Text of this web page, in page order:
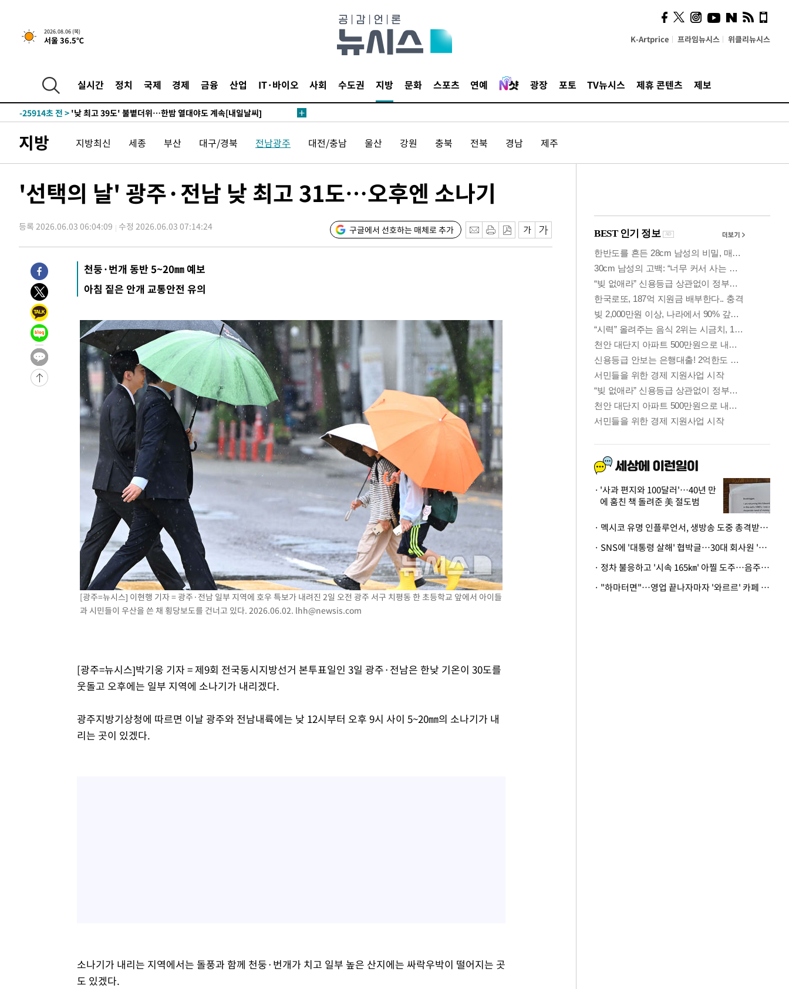
2026.08.06 (목)
서울 36.5℃ K-Artprice 프라임뉴시스 위클리뉴시스
실시간 정치 국제 경제 금융 산업 IT·바이오 사회 수도권 지방 문화 스포츠 연예 광장 포토 TV뉴시스 제휴 콘텐츠 제보
-28934초 전 >[속보]합참 "北 발사체는 단거리탄도미사일…감시·경계태세 강
화"
-28682초 전 >日방위성, 北이 동해로 쏜 발사체는 탄도미사일 가능성
-26518초 전 >
[속보]합참 "북, 동해상으로 미상 발사체 발사"
-25914초 전 >
-25873초 전 > [속보]7~9일 프로야구 3연전도 폭염 취소…11일 재개
-25362초 전 >
'월드컵 탈락 후폭풍' 축구협회…초유의 압수수색에 '충격·당황'
-25202초 전 >서울 낮 37.9도, 올여름 최고치 경신…영등포 순간 '40도'
-20859초 전 >[속보]코스닥, 800p 회복…0.26% 오른 801.67 마감
-20654초 전 >[속보]원·달러 환율, 0.7원 내린 1423.8원 마감
-18253초 전 >"여기 떨어졌다"…다누리, 스페이스X 로켓 달 충돌 흔적 포착
-15298초 전 >
손흥민, 5경기 연속골 실패…LAFC는 승부차기 끝 과달라하라 격파
-7899초 전 >
내일까지 39도 '펄펄'…기상청 "태풍 지나며 폭염 잠시 꺾인다"
-7536초 전 >
트럼프, 한국계 진보 주지사 후보 맹공…"공산주의가 최대 위협"
-7514초 전 >
-4034초 전 >
[속보]산업장관 "李정부, 원전 반대 안해…안정 전력 위해 불가피"
-2731초 전 >
[속보]경찰, '홍명보 선임 논란' 대한축구협회·축구회관 등 압수수색
-28934초 전 >
[속보]합참 "北 발사체는 단거리탄도미사일…감시·경계태세 강
화"
-28682초 전 >
日방위성, 北이 동해로 쏜 발사체는 탄도미사일 가능성
[속보] SKT, 에이닷 서비스 장애 발생…"원인 파악 중"
[속보]합참 "북, 동해상으로 미상 발사체 발사"
'낮 최고 39도' 불볕더위…한밤 열대야도 계속[내일날씨]
[속보]7~9일 프로야구 3연전도 폭염 취소…11일 재개
"韓 외환시장 개입 관측 배경엔 美의 대한국 무역적자 있어"
'월드컵 탈락 후폭풍' 축구협회…초유의 압수수색에 '충격·당황'
서울 낮 37.9도, 올여름 최고치 경신…영등포 순간 '40도'
[속보]종합특검, 대검 추가 압수수색…내란 중요임무종사 혐의
[속보]코스닥, 800p 회복…0.26% 오른 801.67 마감
[속보]코스피, 301.88포인트(4.58%) 내린 6296.38 마감
[속보]원·달러 환율, 0.7원 내린 1423.8원 마감
"여기 떨어졌다"…다누리, 스페이스X 로켓 달 충돌 흔적 포착
손흥민, 5경기 연속골 실패…LAFC는 승부차기 끝 과달라하라 격파
내일까지 39도 '펄펄'…기상청 "태풍 지나며 폭염 잠시 꺾인다"
[속보]경찰, '홍명보 선임 논란' 대한축구협회·축구회관 등 압수수색
지방 지방최신 세종 부산 대구/경북 전남광주 대전/충남 울산 강원 충북 전북 경남 제주
'선택의 날' 광주·전남 낮 최고 31도…오후엔 소나기
등록 2026.06.03 06:04:09 수정 2026.06.03 07:14:24 구글에서 선호하는 매체로 추가
천둥·번개 동반 5~20㎜ 예보
아침 짙은 안개 교통안전 유의
[광주=뉴시스] 이현행 기자 = 광주·전남 일부 지역에 호우 특보가 내려진 2일 오전 광주 서구 치평동 한 초등학교 앞에서 아이들
과 시민들이 우산을 쓴 채 횡당보도를 건너고 있다. 2026.06.02. lhh@newsis.com
[광주=뉴시스]박기웅 기자 = 제9회 전국동시지방선거 본투표일인 3일 광주·전남은 한낮 기온이 30도를
웃돌고 오후에는 일부 지역에 소나기가 내리겠다.
광주지방기상청에 따르면 이날 광주와 전남내륙에는 낮 12시부터 오후 9시 사이 5~20㎜의 소나기가 내
리는 곳이 있겠다.
소나기가 내리는 지역에서는 돌풍과 함께 천둥·번개가 치고 일부 높은 산지에는 싸락우박이 떨어지는 곳
도 있겠다.
의견, 국토부·LH에 충실히
전달할 것"
'사과 편지와 100달러'…40년 만
에 훔친 책 돌려준 美 절도범
· 멕시코 유명 인플루언서, 생방송 도중 총격받아 사망
· SNS에 '대통령 살해' 협박글…30대 회사원 '불구속 송치'
· 정차 불응하고 '시속 165㎞' 아찔 도주…음주운전자 체포
· "하마터면"…영업 끝나자마자 '와르르' 카페 테라스 덮친 대리석 외벽